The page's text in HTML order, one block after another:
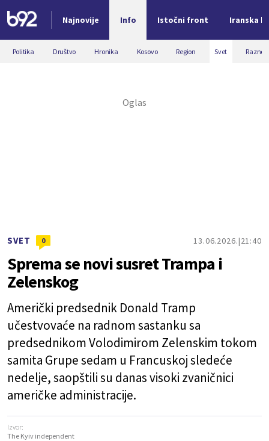
Najnovije Info Istočni front Iranska
Nova vest
Politika Društvo Hronika Kosovo Region Svet Razno
SVET 0 13.06.2026. 21:40
Sprema se novi susret Trampa i
Zelenskog
Američki predsednik Donald Tramp
učestvovaće na radnom sastanku sa
predsednikom Volodimirom Zelenskim tokom
samita Grupe sedam u Francuskoj sledeće
nedelje, saopštili su danas visoki zvaničnici
američke administracije.
Izvor:
The Kyiv independent